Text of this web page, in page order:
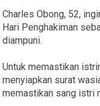
Charles Obong, 52,
Hari Penghakiman
diampuni.
Untuk memastikan
menyiapkan surat
memastikan sang istri